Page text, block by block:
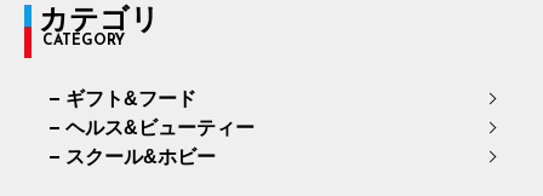
カテゴリ
CATEGORY
ギフト&フード
ヘルス&ビューティー
スクール&ホビー